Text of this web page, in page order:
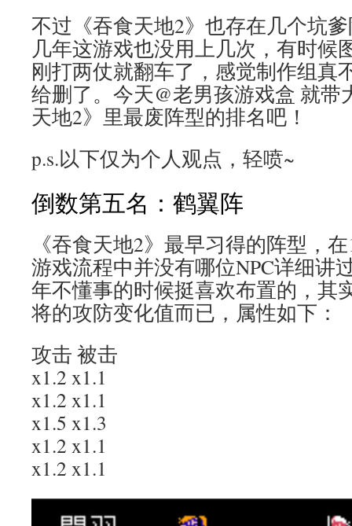
不过《吞食天地2》也存在几个坑
几年这游戏也没用上几次，有时候
刚打两仗就翻车了，感觉制作组真
给删了。今天@老男孩游戏盒 就带
天地2》里最废阵型的排名吧！
p.s.以下仅为个人观点，轻喷~
倒数第五名：鹤翼阵
《吞食天地2》最早习得的阵型，
游戏流程中并没有哪位NPC详细讲
年不懂事的时候挺喜欢布置的，其
将的攻防变化值而已，属性如下：
攻击 被击
x1.2 x1.1
x1.2 x1.1
x1.5 x1.3
x1.2 x1.1
x1.2 x1.1